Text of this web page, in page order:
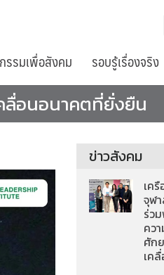
รรมเพื่อสังคม รอบรู้เรื่องจริง
ลื่อนอนาคตที่ยั่งยืน
ข่าวสังคม
เค
จุฬ
ร่ว
คว
ศัก
เค